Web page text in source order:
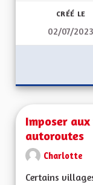
CRÉÉ LE
02/07/2023
Imposer
autoroutes
Charlotte
Certains